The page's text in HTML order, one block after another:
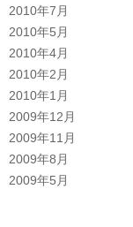
2010年7月
2010年5月
2010年4月
2010年2月
2010年1月
2009年12月
2009年11月
2009年8月
2009年5月